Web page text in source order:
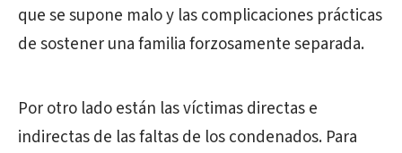
que se supone malo y las complicaciones prácticas
de sostener una familia forzosamente separada.
Por otro lado están las víctimas directas e
indirectas de las faltas de los condenados. Para